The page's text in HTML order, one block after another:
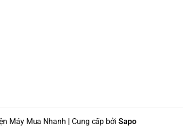
Máy Mua Nhanh | Cung cấp bởiSapo